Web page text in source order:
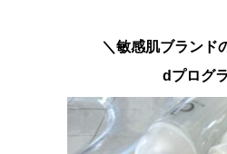
＼敏感肌ブランド
dプログ